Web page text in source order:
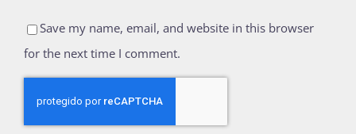
Save my name, email, and website in this browser
for the next time I comment.